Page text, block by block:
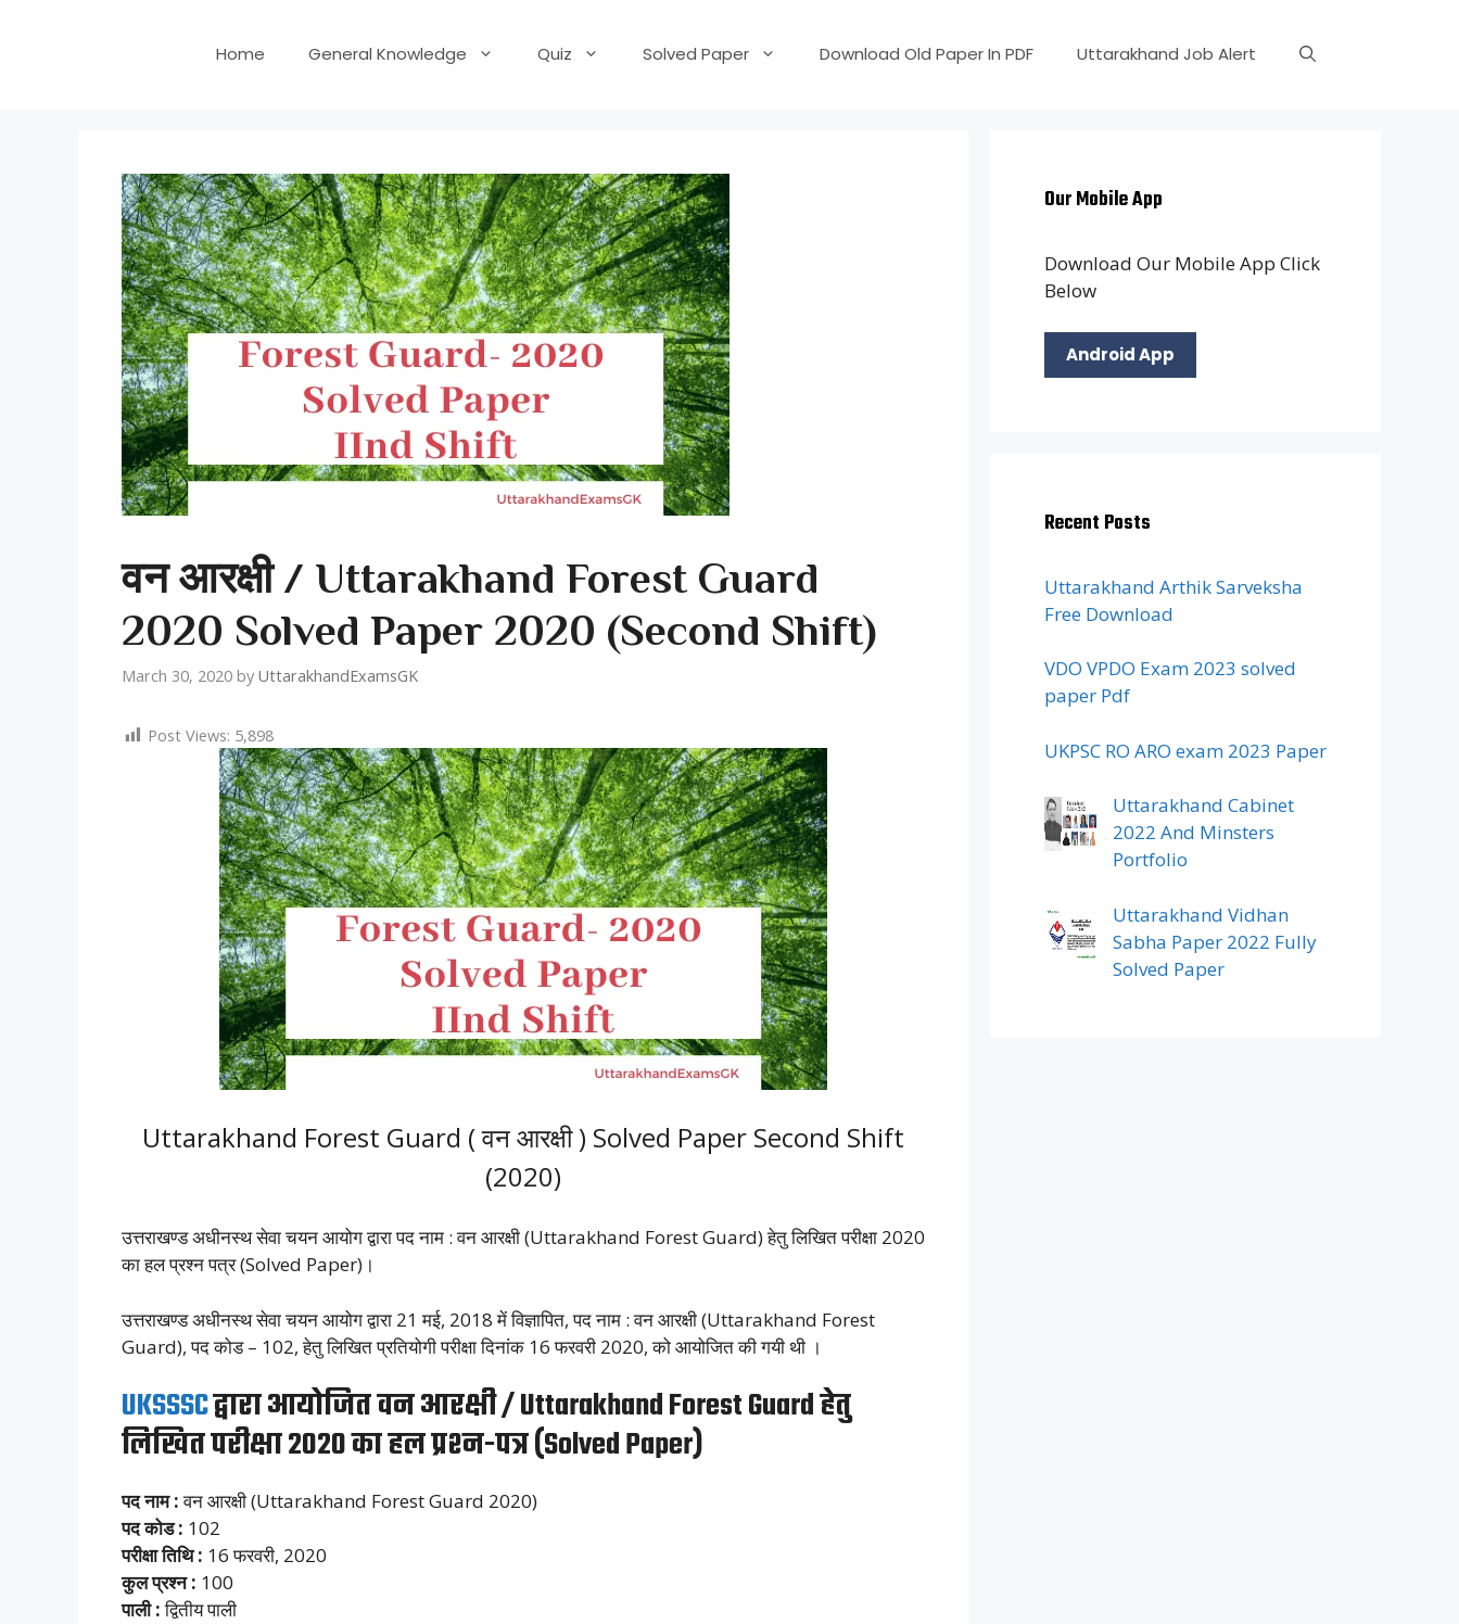
Home General Knowledge Quiz Solved Paper Download Old Paper In PDF Uttarakhand Job Alert
वन आरक्षी / Uttarakhand Forest Guard
2020 Solved Paper 2020 (Second Shift)
March 30, 2020 by UttarakhandExamsGK
Post Views: 5,898
Uttarakhand Forest Guard ( वन आरक्षी ) Solved Paper Second Shift
(2020)
उत्तराखण्ड अधीनस्थ सेवा चयन आयोग द्वारा पद नाम : वन आरक्षी (Uttarakhand Forest Guard) हेतु लिखित परीक्षा 2020
का हल प्रश्न पत्र (Solved Paper)।
उत्तराखण्ड अधीनस्थ सेवा चयन आयोग द्वारा 21 मई, 2018 में विज्ञापित, पद नाम : वन आरक्षी (Uttarakhand Forest
Guard), पद कोड – 102, हेतु लिखित प्रतियोगी परीक्षा दिनांक 16 फरवरी 2020, को आयोजित की गयी थी ।
UKSSSCद्वारा आयोजित वन आरक्षी / Uttarakhand Forest Guard हेतु
लिखित परीक्षा 2020 का हल प्रश्न-पत्र (Solved Paper)
पद नाम :वन आरक्षी (Uttarakhand Forest Guard 2020)
पद कोड : 102
परीक्षा तिथि : 16 फरवरी, 2020
कुल प्रश्न : 100
पाली :द्वितीय पाली
Our Mobile App
Download Our Mobile App Click
Below
Android App
Recent Posts
Uttarakhand Arthik Sarveksha
Free Download
VDO VPDO Exam 2023 solved
paper Pdf
UKPSC RO ARO exam 2023 Paper
Uttarakhand Cabinet
2022 And Minsters
Portfolio
Uttarakhand Vidhan
Sabha Paper 2022 Fully
Solved Paper